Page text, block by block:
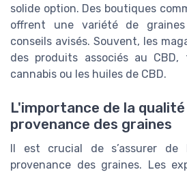
solide option. Des boutiques
offrent une variété de
conseils avisés. Souvent, les
des produits associés au
cannabis ou les huiles de CBD.
L'importance de la
provenance des graines
Il est crucial de s’assurer
provenance des graines. Les